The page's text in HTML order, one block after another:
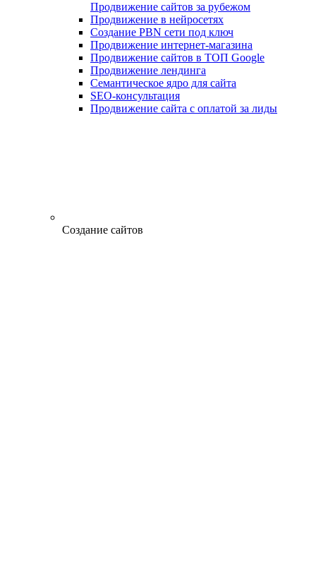
Продвижение сайтов за рубежом
Продвижение в нейросетях
Создание PBN сети под ключ
Продвижение интернет-магазина
Продвижение сайтов в ТОП Google
Продвижение лендинга
Семантическое ядро для сайта
SEO-консультация
Продвижение сайта с оплатой за лиды
Создание сайтов